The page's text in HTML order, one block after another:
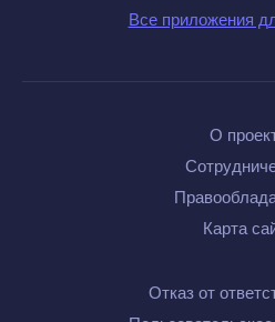
Все приложения
О
Карта
Отказ от